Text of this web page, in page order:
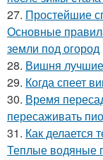
27. Простейшие
Основные
земли под огород
28. Вишня
29. Когда спеет
30. Время
пересаживать
31. Как делается
Теплые водяные